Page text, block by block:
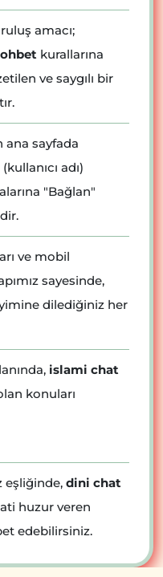
amacı;
kurallarına
ve saygılı bir
ana sayfada
adı)
"Bağlan"
ve mobil
sayesinde,
dilediğiniz her
islami chat
konuları
eşliğinde, dini chat
huzur veren
edebilirsiniz.